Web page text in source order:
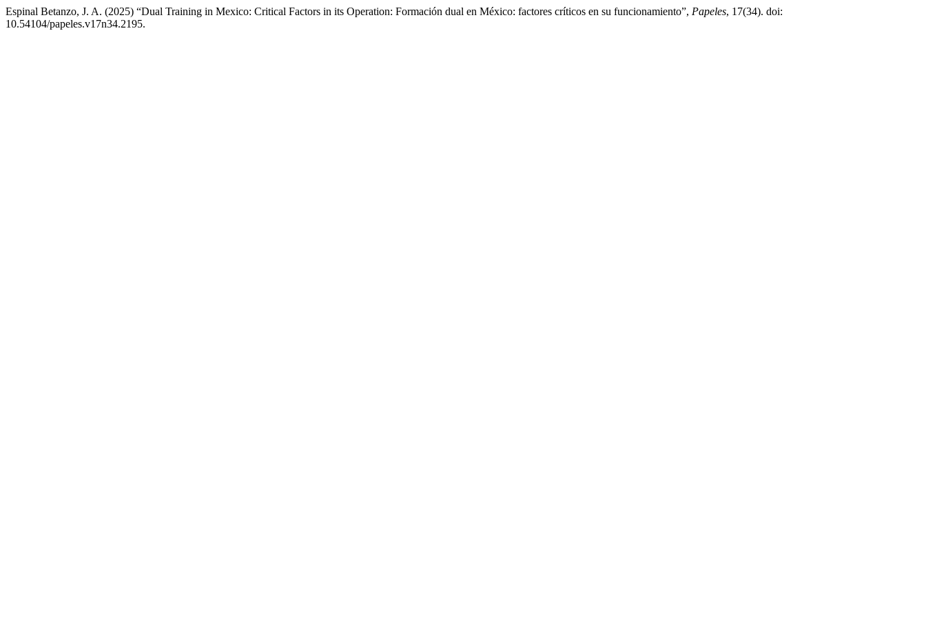
Espinal Betanzo, J. A. (2025) “Dual Training in Mexico: Critical Factors in its Operation: Formación dual en México: factores críticos en su funcionamiento”, Papeles, 17(34). doi:
10.54104/papeles.v17n34.2195.